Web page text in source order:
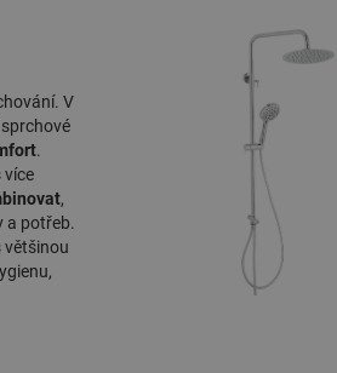
V
.
více
,
a potřeb.
většinou